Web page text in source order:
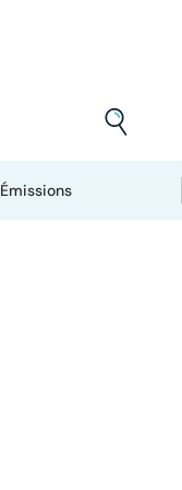
Émissions